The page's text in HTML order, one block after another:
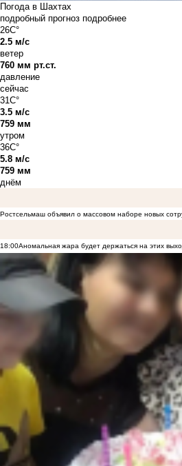
Погода в Шахтах
подробный прогноз подробнее
26C°
2.5 м/с
ветер
760 мм рт.ст.
давление
сейчас
31C°
3.5 м/с
759 мм
утром
36C°
5.8 м/с
759 мм
днём
Ростсельмаш объявил о массовом наборе новых
18:00Аномальная жара будет держаться на этих